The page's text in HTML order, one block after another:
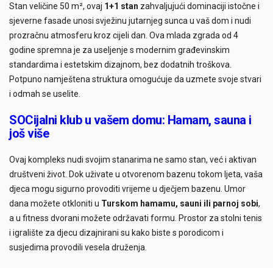
Stan veličine 50 m², ovaj 1+1 stan zahvaljujući dominaciji istočne i
sjeverne fasade unosi svježinu jutarnjeg sunca u vaš dom i nudi
prozračnu atmosferu kroz cijeli dan. Ova mlada zgrada od 4
godine spremna je za useljenje s modernim građevinskim
standardima i estetskim dizajnom, bez dodatnih troškova.
Potpuno namještena struktura omogućuje da uzmete svoje stvari
i odmah se uselite.
SOCijalni klub u vašem domu: Hamam, sauna i
još više
Ovaj kompleks nudi svojim stanarima ne samo stan, već i aktivan
društveni život. Dok uživate u otvorenom bazenu tokom ljeta, vaša
djeca mogu sigurno provoditi vrijeme u dječjem bazenu. Umor
dana možete otkloniti u Turskom hamamu, sauni ili parnoj sobi,
a u fitness dvorani možete održavati formu. Prostor za stolni tenis
i igralište za djecu dizajnirani su kako biste s porodicom i
susjedima provodili vesela druženja.